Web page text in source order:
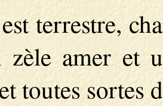
terrestre,
amer et
toutes sortes